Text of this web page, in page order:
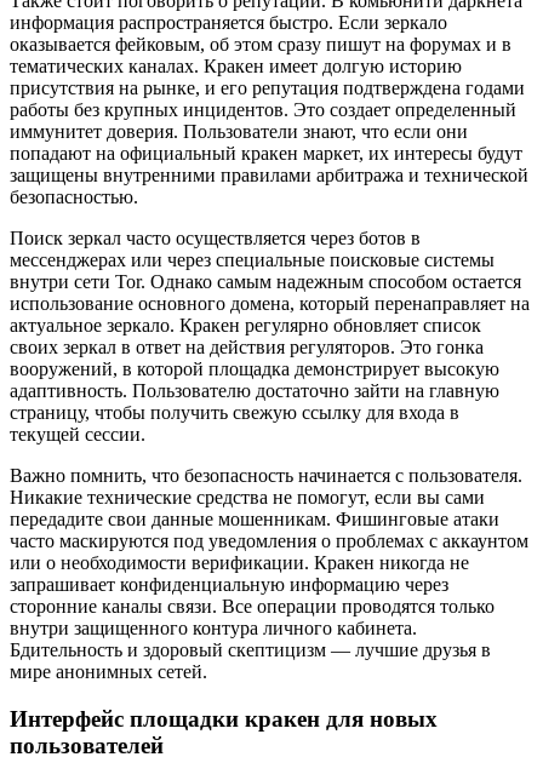
информация распространяется быстро. Если зеркало
оказывается фейковым, об этом сразу пишут на форумах и в
тематических каналах. Кракен имеет долгую историю
присутствия на рынке, и его репутация подтверждена годами
работы без крупных инцидентов. Это создает определенный
иммунитет доверия. Пользователи знают, что если они
попадают на официальный кракен маркет, их интересы будут
защищены внутренними правилами арбитража и технической
безопасностью.
Поиск зеркал часто осуществляется через ботов в
мессенджерах или через специальные поисковые системы
внутри сети Tor. Однако самым надежным способом остается
использование основного домена, который перенаправляет на
актуальное зеркало. Кракен регулярно обновляет список
своих зеркал в ответ на действия регуляторов. Это гонка
вооружений, в которой площадка демонстрирует высокую
адаптивность. Пользователю достаточно зайти на главную
страницу, чтобы получить свежую ссылку для входа в
текущей сессии.
Важно помнить, что безопасность начинается с пользователя.
Никакие технические средства не помогут, если вы сами
передадите свои данные мошенникам. Фишинговые атаки
часто маскируются под уведомления о проблемах с аккаунтом
или о необходимости верификации. Кракен никогда не
запрашивает конфиденциальную информацию через
сторонние каналы связи. Все операции проводятся только
внутри защищенного контура личного кабинета.
Бдительность и здоровый скептицизм — лучшие друзья в
мире анонимных сетей.
Интерфейс площадки кракен для новых
пользователей